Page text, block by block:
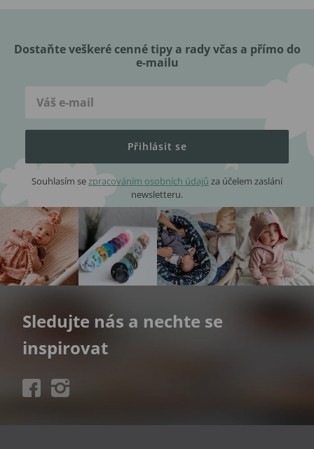
Dostaňte veškeré cenné tipy a rady včas a přímo do
e-mailu
Přihlásit se
Souhlasím sezpracováním osobních údajů za účelem zaslání
newsletteru.
Sledujte nás a nechte se
inspirovat